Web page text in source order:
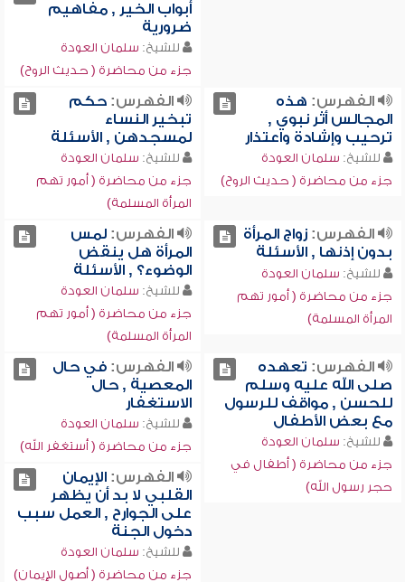
أبواب الخير , مفاهيم
ضرورية
للشيخ: سلمان العودة
جزء من محاضرة ( حديث الروح)
الفهرس: هذه
المجالس أثر نبوي ,
ترحيب وإشادة واعتذار
للشيخ: سلمان العودة
جزء من محاضرة ( حديث الروح)
الفهرس:حكم
تبخير النساء
لمسجدهن , الأسئلة
للشيخ: سلمان العودة
جزء من محاضرة ( أمور تهم
المرأة المسلمة)
الفهرس:زواج المرأة
بدون إذنها , الأسئلة
للشيخ: سلمان العودة
جزء من محاضرة ( أمور تهم
المرأة المسلمة)
الفهرس:لمس
المرأة هل ينقض
الوضوء؟ , الأسئلة
للشيخ: سلمان العودة
جزء من محاضرة ( أمور تهم
المرأة المسلمة)
الفهرس: تعهده
صلى الله عليه وسلم
للحسن , مواقف للرسول
مع بعض الأطفال
للشيخ: سلمان العودة
جزء من محاضرة ( أطفال في
حجر رسول الله)
الفهرس:في حال
المعصية , حال
الاستغفار
للشيخ: سلمان العودة
جزء من محاضرة ( أستغفر الله)
الفهرس:الإيمان
القلبي لا بد أن يظهر
على الجوارح , العمل سبب
دخول الجنة
للشيخ: سلمان العودة
جزء من محاضرة ( أصول الإيمان)